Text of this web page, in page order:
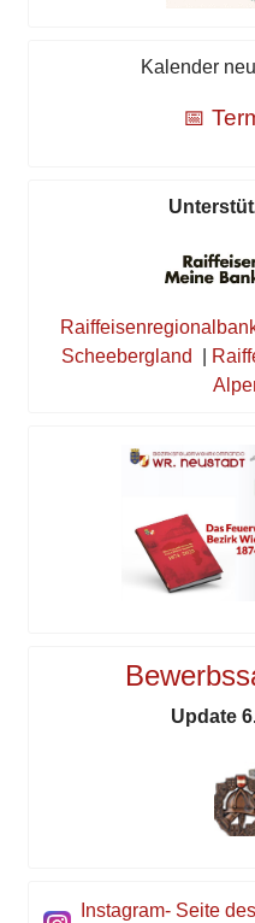
Kalender
📅
Scheebergland
Update
Instagram- Seite